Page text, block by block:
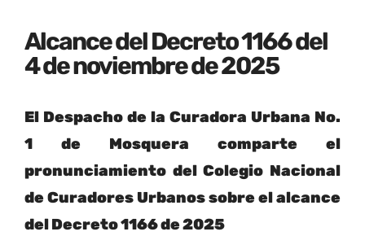
Alcance del Decreto 1166 del
4 de noviembre de 2025
El Despacho de la Curadora Urbana No.
1 de Mosquera comparte el
pronunciamiento del Colegio Nacional
de Curadores Urbanos sobre el alcance
del Decreto 1166 de 2025